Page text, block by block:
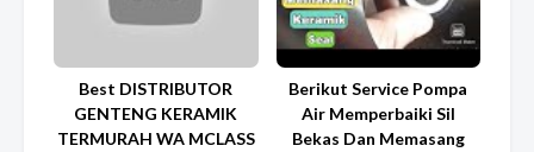
Best DISTRIBUTOR
GENTENG KERAMIK
TERMURAH WA MCLASS
Berikut Service Pompa
Air Memperbaiki Sil
Bekas Dan Memasang